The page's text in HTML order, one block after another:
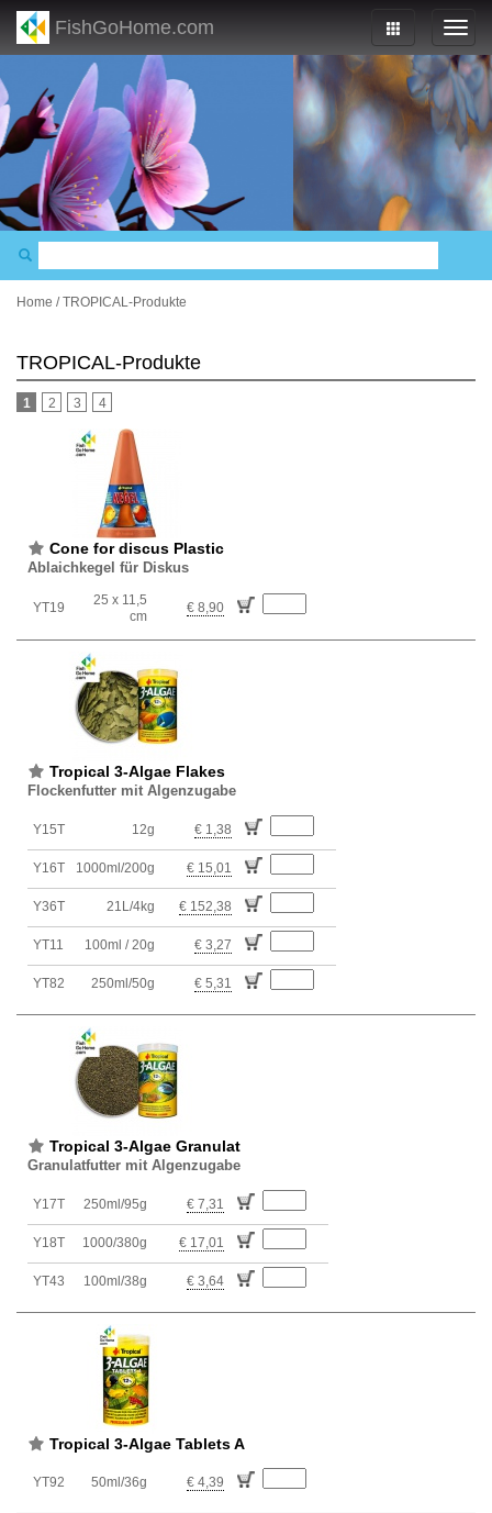
FishGoHome.com
Home /TROPICAL-Produkte
TROPICAL-Produkte
1 2 3 4
Cone for discus Plastic
Ablaichkegel für Diskus
YT19
25 x 11,5
cm
€ 8,90
Tropical 3-Algae Flakes
Flockenfutter mit Algenzugabe
Y15T 12g € 1,38
Y16T 1000ml/200g € 15,01
Y36T 21L/4kg € 152,38
YT11 100ml / 20g € 3,27
YT82 250ml/50g € 5,31
Tropical 3-Algae Granulat
Granulatfutter mit Algenzugabe
Y17T 250ml/95g € 7,31
Y18T 1000/380g € 17,01
YT43 100ml/38g € 3,64
Tropical 3-Algae Tablets A
YT92 50ml/36g € 4,39